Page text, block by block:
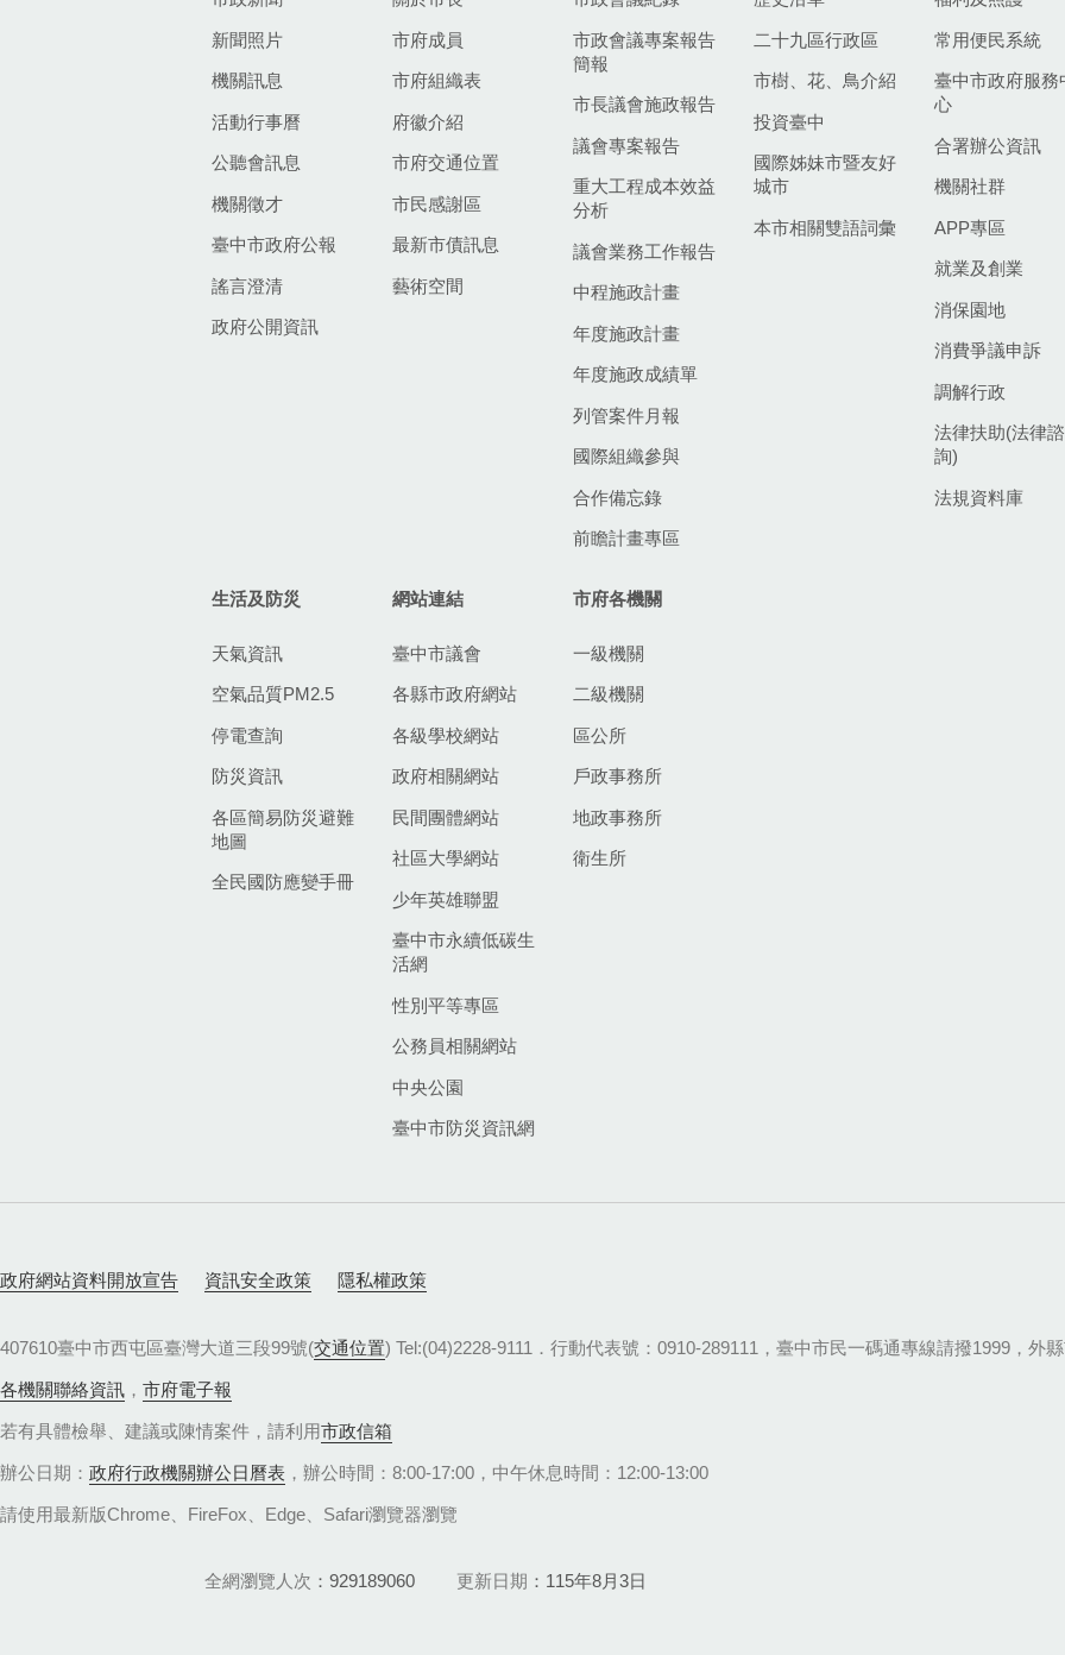
新聞照片
機關訊息
活動行事曆
公聽會訊息
機關徵才
臺中市政府公報
謠言澄清
政府公開資訊
市府成員
市府組織表
府徽介紹
市府交通位置
市民感謝區
最新市債訊息
藝術空間
市政會議專案報告
簡報
市長議會施政報告
議會專案報告
重大工程成本效益
分析
議會業務工作報告
中程施政計畫
年度施政計畫
年度施政成績單
列管案件月報
國際組織參與
合作備忘錄
前瞻計畫專區
二十九區行政區
市樹、花、鳥介紹
投資臺中
國際姊妹市暨友好
城市
本市相關雙語詞彙
常用便民系統
臺中市政府服務
心
合署辦公資訊
機關社群
APP專區
就業及創業
消保園地
消費爭議申訴
調解行政
法律扶助(法律諮
詢)
法規資料庫
生活及防災
天氣資訊
空氣品質PM2.5
停電查詢
防災資訊
各區簡易防災避難
地圖
全民國防應變手冊
網站連結
臺中市議會
各縣市政府網站
各級學校網站
政府相關網站
民間團體網站
社區大學網站
少年英雄聯盟
臺中市永續低碳生
活網
性別平等專區
公務員相關網站
中央公園
臺中市防災資訊網
市府各機關
一級機關
二級機關
區公所
戶政事務所
地政事務所
衛生所
政府網站資料開放宣告 資訊安全政策 隱私權政策
407610臺中市西屯區臺灣大道三段99號(交通位置) Tel:(04)2228-9111．行動代表號：0910-289111，臺中市民一碼通專線請撥1999，外
各機關聯絡資訊 ， 市府電子報
若有具體檢舉、建議或陳情案件，請利用市政信箱
辦公日期： 政府行政機關辦公日曆表 ，辦公時間：8:00-17:00，中午休息時間：12:00-13:00
請使用最新版Chrome、FireFox、Edge、Safari瀏覽器瀏覽
全網瀏覽人次 929189060 更新日期 115年8月3日